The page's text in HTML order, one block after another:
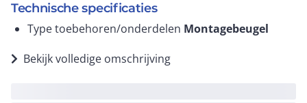
Technische specificaties
Type toebehoren/onderdelen Montagebeugel
Bekijk volledige omschrijving